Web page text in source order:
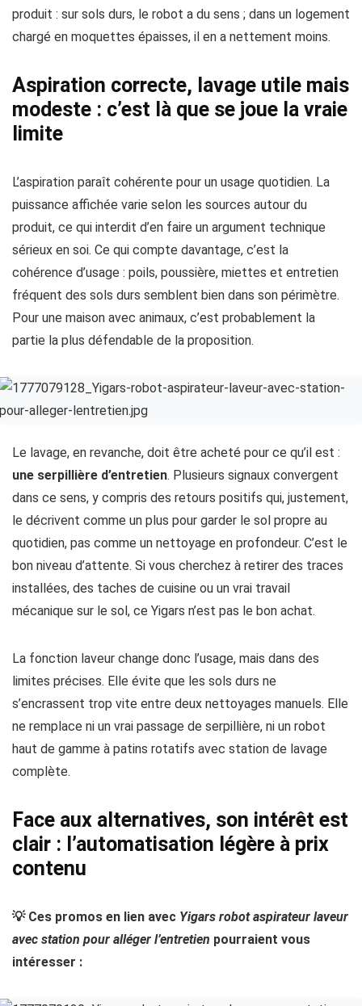
produit : sur sols durs, le robot a du sens ; dans un logement
chargé en moquettes épaisses, il en a nettement moins.
Aspiration correcte, lavage utile mais
modeste : c’est là que se joue la vraie
limite
L’aspiration paraît cohérente pour un usage quotidien. La
puissance affichée varie selon les sources autour du
produit, ce qui interdit d’en faire un argument technique
sérieux en soi. Ce qui compte davantage, c’est la
cohérence d’usage : poils, poussière, miettes et entretien
fréquent des sols durs semblent bien dans son périmètre.
Pour une maison avec animaux, c’est probablement la
partie la plus défendable de la proposition.
Le lavage, en revanche, doit être acheté pour ce qu’il est :
une serpillière d’entretien. Plusieurs signaux convergent
dans ce sens, y compris des retours positifs qui, justement,
le décrivent comme un plus pour garder le sol propre au
quotidien, pas comme un nettoyage en profondeur. C’est le
bon niveau d’attente. Si vous cherchez à retirer des traces
installées, des taches de cuisine ou un vrai travail
mécanique sur le sol, ce Yigars n’est pas le bon achat.
La fonction laveur change donc l’usage, mais dans des
limites précises. Elle évite que les sols durs ne
s’encrassent trop vite entre deux nettoyages manuels. Elle
ne remplace ni un vrai passage de serpillière, ni un robot
haut de gamme à patins rotatifs avec station de lavage
complète.
Face aux alternatives, son intérêt est
clair : l’automatisation légère à prix
contenu
💡 Ces promos en lien avec Yigars robot aspirateur laveur
avec station pour alléger l’entretien pourraient vous
intéresser :